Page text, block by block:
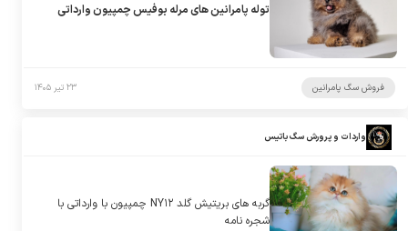
توله پامرانین های مرله بوفیس چمپیون وارداتی
فروش سگ پامرانین ۲۳ تیر ۱۴۰۵
واردات و پرورش سگ باتیس
گربه های بریتیش گلد NY۱۲ چمپیون با وارداتی با
شجره نامه